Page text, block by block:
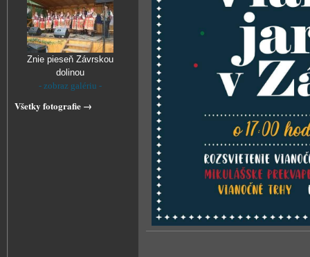
Znie pieseň Závrskou
dolinou
- zobraz galériu -
Všetky fotografie →